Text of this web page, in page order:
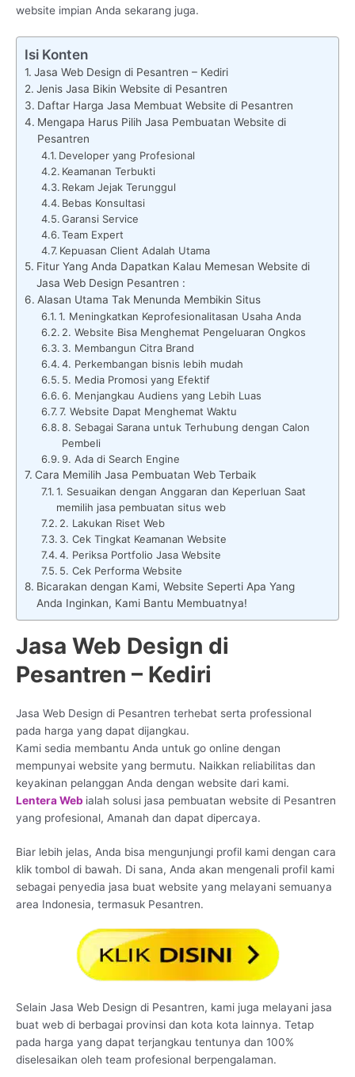
website impian Anda sekarang juga.
Isi Konten
Jasa Web Design di Pesantren – Kediri
Jenis Jasa Bikin Website di Pesantren
Daftar Harga Jasa Membuat Website di Pesantren
Mengapa Harus Pilih Jasa Pembuatan Website di
Pesantren
Developer yang Profesional
Keamanan Terbukti
Rekam Jejak Terunggul
Bebas Konsultasi
Garansi Service
Team Expert
Kepuasan Client Adalah Utama
Fitur Yang Anda Dapatkan Kalau Memesan Website di
Jasa Web Design Pesantren :
Alasan Utama Tak Menunda Membikin Situs
1. Meningkatkan Keprofesionalitasan Usaha Anda
2. Website Bisa Menghemat Pengeluaran Ongkos
3. Membangun Citra Brand
4. Perkembangan bisnis lebih mudah
5. Media Promosi yang Efektif
6. Menjangkau Audiens yang Lebih Luas
7. Website Dapat Menghemat Waktu
8. Sebagai Sarana untuk Terhubung dengan Calon
Pembeli
9. Ada di Search Engine
Cara Memilih Jasa Pembuatan Web Terbaik
1. Sesuaikan dengan Anggaran dan Keperluan Saat
memilih jasa pembuatan situs web
2. Lakukan Riset Web
3. Cek Tingkat Keamanan Website
4. Periksa Portfolio Jasa Website
5. Cek Performa Website
Bicarakan dengan Kami, Website Seperti Apa Yang
Anda Inginkan, Kami Bantu Membuatnya!
Jasa Web Design di
Pesantren – Kediri
Jasa Web Design di Pesantren terhebat serta professional
pada harga yang dapat dijangkau.
Kami sedia membantu Anda untuk go online dengan
mempunyai website yang bermutu. Naikkan reliabilitas dan
keyakinan pelanggan Anda dengan website dari kami.
Lentera Web ialah solusi jasa pembuatan website di Pesantren
yang profesional, Amanah dan dapat dipercaya.
Biar lebih jelas, Anda bisa mengunjungi profil kami dengan cara
klik tombol di bawah. Di sana, Anda akan mengenali profil kami
sebagai penyedia jasa buat website yang melayani semuanya
area Indonesia, termasuk Pesantren.
Selain Jasa Web Design di Pesantren, kami juga melayani jasa
buat web di berbagai provinsi dan kota kota lainnya. Tetap
pada harga yang dapat terjangkau tentunya dan 100%
diselesaikan oleh team profesional berpengalaman.